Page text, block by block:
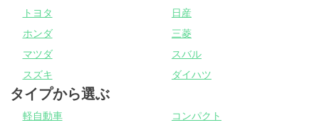
トヨタ
日産
ホンダ
三菱
マツダ
スバル
スズキ
ダイハツ
タイプから選ぶ
軽自動車
コンパクト